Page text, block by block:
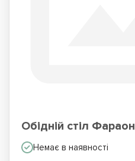
Обідній стіл Фараон
Немає в наявності